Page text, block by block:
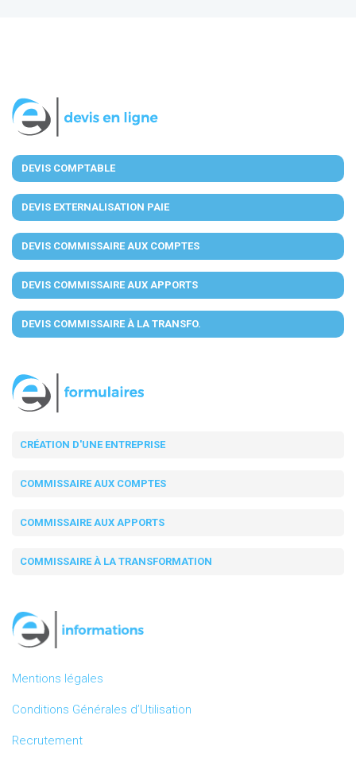
DEVIS COMPTABLE
DEVIS EXTERNALISATION PAIE
DEVIS COMMISSAIRE AUX COMPTES
DEVIS COMMISSAIRE AUX APPORTS
DEVIS COMMISSAIRE À LA TRANSFO.
CRÉATION D'UNE ENTREPRISE
COMMISSAIRE AUX COMPTES
COMMISSAIRE AUX APPORTS
COMMISSAIRE À LA TRANSFORMATION
Mentions légales
Conditions Générales d’Utilisation
Recrutement